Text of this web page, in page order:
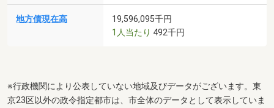
地方債現在高
19,596,095千円
1人当たり 492千円
※行政機関により公表していない地域及びデータがございます。東
京23区以外の政令指定都市は、市全体のデータとして表示していま